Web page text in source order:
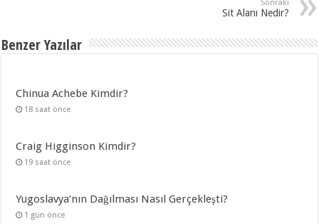
Sonraki
Sit Alanı Nedir?
Benzer Yazılar
Chinua Achebe Kimdir?
18 saat önce
Craig Higginson Kimdir?
19 saat önce
Yugoslavya’nın Dağılması Nasıl Gerçekleşti?
1 gün önce